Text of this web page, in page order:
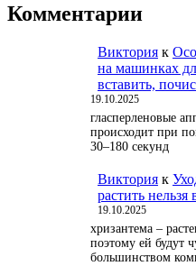
Комментарии
Виктория к
на машинках
вставить,
19.10.2025
гласперленовые
происходит при
30–180 секунд
Виктория к
растить
19.10.2025
хризантема –
поэтому ей будут
большинством